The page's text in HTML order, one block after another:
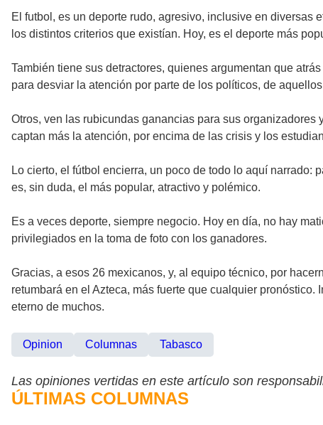
El futbol, es un deporte rudo, agresivo, inclusive en
los distintos criterios que existían. Hoy, es el deporte más
También tiene sus detractores, quienes argumentan que
para desviar la atención por parte de los políticos, de
Otros, ven las rubicundas ganancias para sus
captan más la atención, por encima de las crisis y los
Lo cierto, el fútbol encierra, un poco de todo lo aquí
es, sin duda, el más popular, atractivo y polémico.
Es a veces deporte, siempre negocio. Hoy en día, no hay
privilegiados en la toma de foto con los ganadores.
Gracias, a esos 26 mexicanos, y, al equipo técnico, por
retumbará en el Azteca, más fuerte que cualquier
eterno de muchos.
Opinion Columnas Tabasco
Las opiniones vertidas en este artículo son
ÚLTIMAS COLUMNAS